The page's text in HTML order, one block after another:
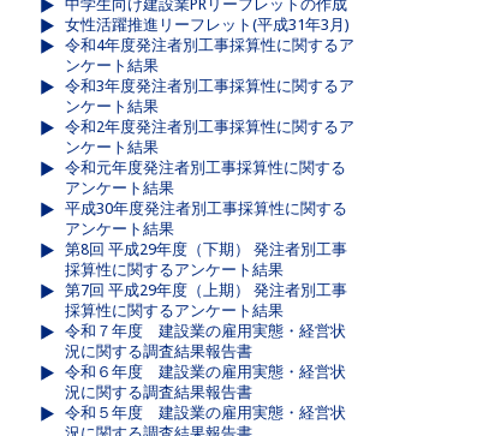
中学生向け建設業PRリーフレットの作成
女性活躍推進リーフレット(平成31年3月)
令和4年度発注者別工事採算性に関するア
ンケート結果
令和3年度発注者別工事採算性に関するア
ンケート結果
令和2年度発注者別工事採算性に関するア
ンケート結果
令和元年度発注者別工事採算性に関する
アンケート結果
平成30年度発注者別工事採算性に関する
アンケート結果
第8回 平成29年度（下期） 発注者別工事
採算性に関するアンケート結果
第7回 平成29年度（上期） 発注者別工事
採算性に関するアンケート結果
令和７年度 建設業の雇用実態・経営状
況に関する調査結果報告書
令和６年度 建設業の雇用実態・経営状
況に関する調査結果報告書
令和５年度 建設業の雇用実態・経営状